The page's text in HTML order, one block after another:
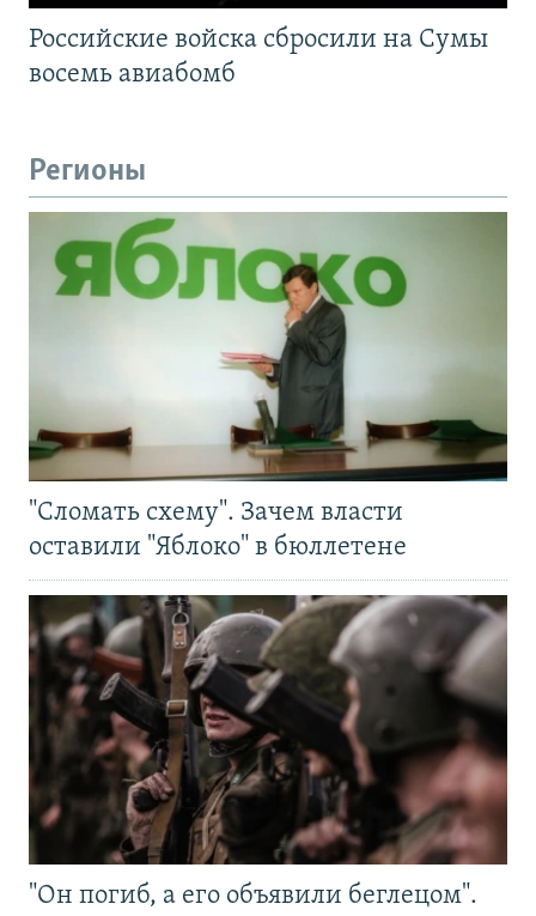
Российские войска сбросили на Сумы
восемь авиабомб
Регионы
"Сломать схему". Зачем власти
оставили "Яблоко" в бюллетене
"Он погиб, а его объявили беглецом".